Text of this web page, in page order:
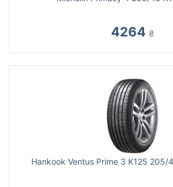
4264 ₴
Hankook Ventus Prime 3 K125 205/